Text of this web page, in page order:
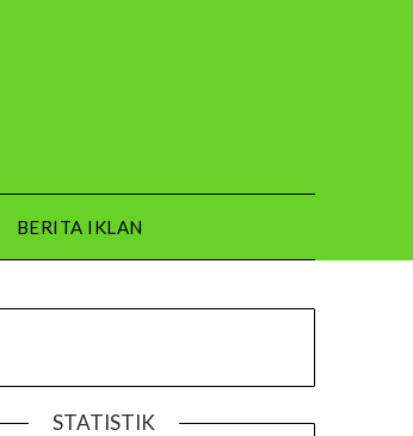
BERITA IKLAN
STATISTIK